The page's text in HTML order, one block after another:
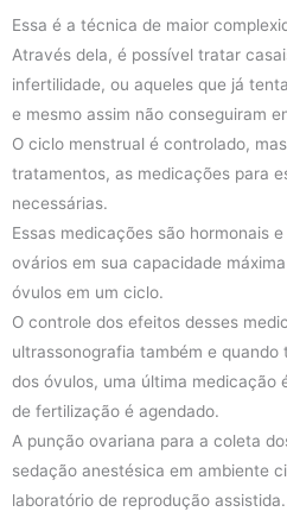
Essa é a técnica de maior
Através dela, é possível tratar
infertilidade, ou aqueles que já
e mesmo assim não conseguiram
O ciclo menstrual é controlado,
tratamentos, as medicações para
necessárias.
Essas medicações são hormonais
ovários em sua capacidade
óvulos em um ciclo.
O controle dos efeitos desses
ultrassonografia também e
dos óvulos, uma última medicação
de fertilização é agendado.
A punção ovariana para a coleta
sedação anestésica em ambiente
laboratório de reprodução assistida.